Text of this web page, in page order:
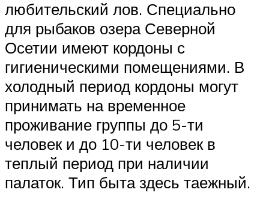
любительский лов. Специально
для рыбаков озера Северной
Осетии имеют кордоны с
гигиеническими помещениями. В
холодный период кордоны могут
принимать на временное
проживание группы до 5-ти
человек и до 10-ти человек в
теплый период при наличии
палаток. Тип быта здесь таежный.